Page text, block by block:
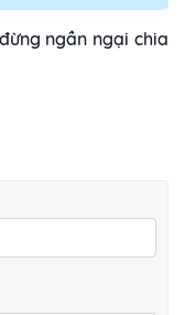
ngần ngại chia